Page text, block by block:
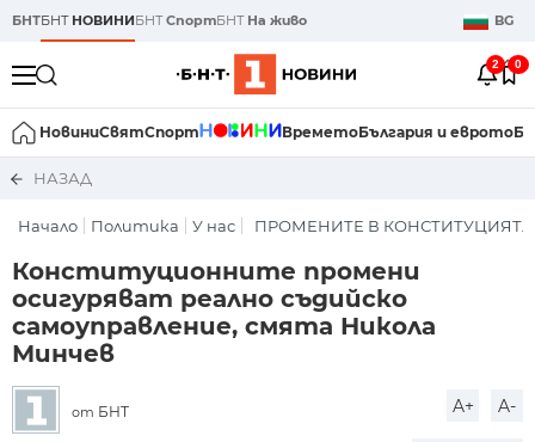
БНТБНТ НОВИНИБНТСпортБНТ На живо BG
2 0
НовиниСвятСпорт ВреметоБългария и еврото
НАЗАД
Начало Политика У нас ПРОМЕНИТЕ В КОНСТИТУЦИЯТА
Конституционните промени
осигуряват реално съдийско
самоуправление, смята Никола
Минчев
от БНТ A+ A-